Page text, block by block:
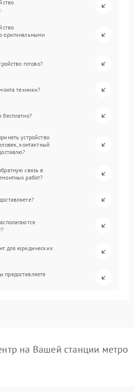
оригинальными
готово?
техники?
бесплатно?
устройство
контактный
связь в
работ?
для юридических
на Вашей станции метро